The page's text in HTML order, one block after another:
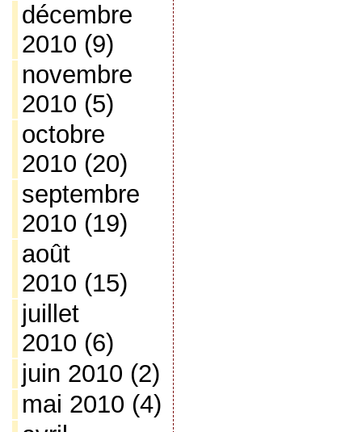
décembre
2010 (9)
novembre
2010 (5)
octobre
2010 (20)
septembre
2010 (19)
août
2010 (15)
juillet
2010 (6)
juin 2010 (2)
mai 2010 (4)